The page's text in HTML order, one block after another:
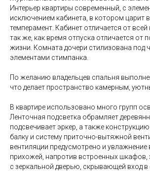
Интерьер квартиры современный, с
исключением кабинета, в котором царит
темперамент. Кабинет отличается от
так же, как время отпуска отличается от
жизни. Комната дочери стилизована под
элементами стимпанка.
По желанию владельцев спальня
что делает пространство камерным,
В квартире использовано много групп
Ленточная подсветка обрамляет
подсвечивает эркер, а также
балку и систему приточно-вытяжной
вентиляции предусмотрено и увлажнение
прихожей, напротив встроенных шкафов,
с зеркальной дверью, скрывающей вход в